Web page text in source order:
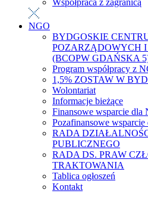
NGO
BYDGOSKIE
POZARZĄDOWYCH
(BCOPW GDAŃSKA
Program współpracy z
1,5% ZOSTAW W
Wolontariat
Informacje bieżące
Finansowe wsparcie dla
Pozafinansowe
RADA
PUBLICZNEGO
RADA DS. PRAW
TRAKTOWANIA
Tablica ogłoszeń
Kontakt